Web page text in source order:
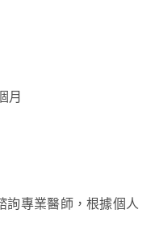
月
詢專業醫師，根據個人